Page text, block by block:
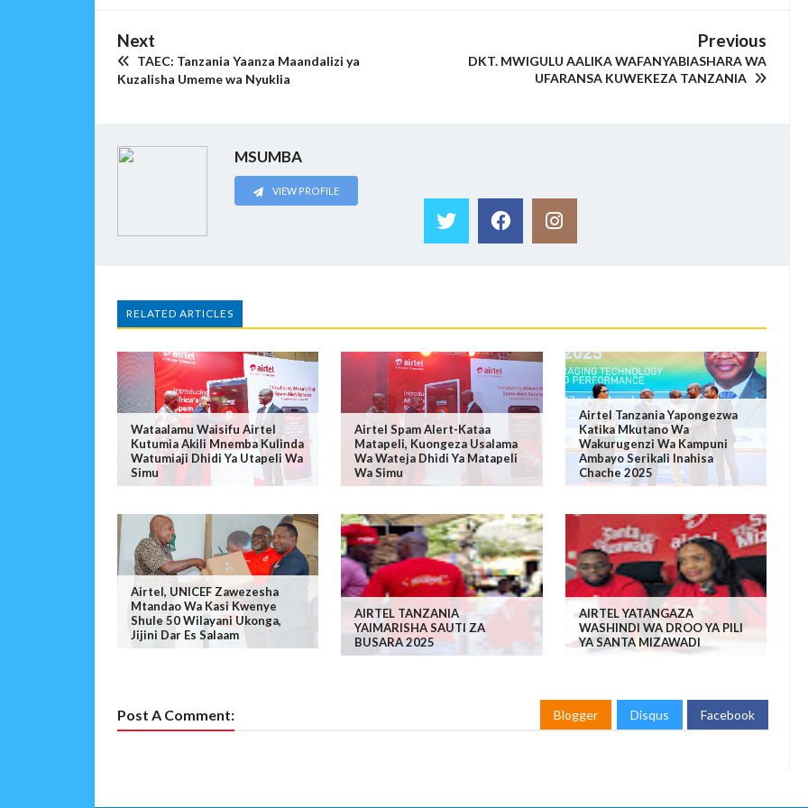
Next
TAEC: Tanzania Yaanza Maandalizi ya
Kuzalisha Umeme wa Nyuklia
Previous
DKT. MWIGULU AALIKA WAFANYABIASHARA WA
UFARANSA KUWEKEZA TANZANIA
MSUMBA
VIEW PROFILE
RELATED ARTICLES
Wataalamu Waisifu Airtel
Kutumia Akili Mnemba Kulinda
Watumiaji Dhidi Ya Utapeli Wa
Simu
Airtel Spam Alert-Kataa
Matapeli, Kuongeza Usalama
Wa Wateja Dhidi Ya Matapeli
Wa Simu
Airtel Tanzania Yapongezwa
Katika Mkutano Wa
Wakurugenzi Wa Kampuni
Ambayo Serikali Inahisa
Chache 2025
Airtel, UNICEF Zawezesha
Mtandao Wa Kasi Kwenye
Shule 50 Wilayani Ukonga,
Jijini Dar Es Salaam
AIRTEL TANZANIA
YAIMARISHA SAUTI ZA
BUSARA 2025
AIRTEL YATANGAZA
WASHINDI WA DROO YA PILI
YA SANTA MIZAWADI
Post A Comment: Blogger Disqus Facebook